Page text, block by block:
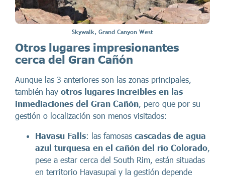
Skywalk, Grand Canyon West
Otros lugares impresionantes
cerca del Gran Cañón
Aunque las 3 anteriores son las zonas principales,
también hay otros lugares increíbles en las
inmediaciones del Gran Cañón, pero que por su
gestión o localización son menos visitados:
Havasu Falls: las famosas cascadas de agua
azul turquesa en el cañón del río Colorado,
pese a estar cerca del South Rim, están situadas
en territorio Havasupai y la gestión depende